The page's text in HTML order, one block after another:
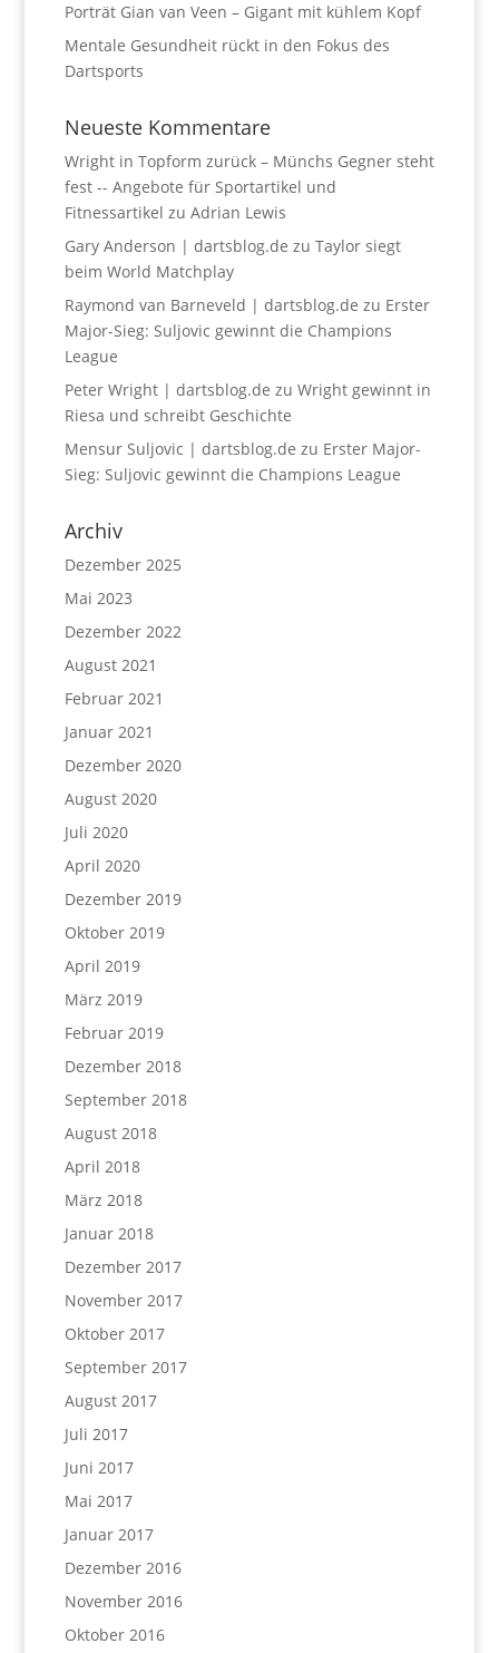
Porträt Gian van Veen – Gigant mit kühlem Kopf
Mentale Gesundheit rückt in den Fokus des
Dartsports
Neueste Kommentare
Wright in Topform zurück – Münchs Gegner steht
fest -- Angebote für Sportartikel und
Fitnessartikel zu Adrian Lewis
Gary Anderson | dartsblog.de zu Taylor siegt
beim World Matchplay
Raymond van Barneveld | dartsblog.de zu Erster
Major-Sieg: Suljovic gewinnt die Champions
League
Peter Wright | dartsblog.de zu Wright gewinnt in
Riesa und schreibt Geschichte
Mensur Suljovic | dartsblog.de zu Erster Major-
Sieg: Suljovic gewinnt die Champions League
Archiv
Dezember 2025
Mai 2023
Dezember 2022
August 2021
Februar 2021
Januar 2021
Dezember 2020
August 2020
Juli 2020
April 2020
Dezember 2019
Oktober 2019
April 2019
März 2019
Februar 2019
Dezember 2018
September 2018
August 2018
April 2018
März 2018
Januar 2018
Dezember 2017
November 2017
Oktober 2017
September 2017
August 2017
Juli 2017
Juni 2017
Mai 2017
Januar 2017
Dezember 2016
November 2016
Oktober 2016